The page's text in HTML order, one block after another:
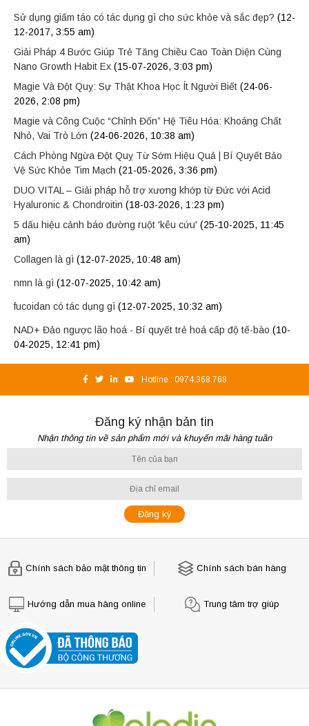
Sử dụng giấm táo có tác dụng gì cho sức khỏe và sắc đẹp? (12-
12-2017, 3:55 am)
Giải Pháp 4 Bước Giúp Trẻ Tăng Chiều Cao Toàn Diện Cùng
Nano Growth Habit Ex (15-07-2026, 3:03 pm)
Magie Và Đột Quỵ: Sự Thật Khoa Học Ít Người Biết (24-06-
2026, 2:08 pm)
Magie và Công Cuộc “Chỉnh Đốn” Hệ Tiêu Hóa: Khoáng Chất
Nhỏ, Vai Trò Lớn (24-06-2026, 10:38 am)
Cách Phòng Ngừa Đột Quỵ Từ Sớm Hiệu Quả | Bí Quyết Bảo
Vệ Sức Khỏe Tim Mạch (21-05-2026, 3:36 pm)
DUO VITAL – Giải pháp hỗ trợ xương khớp từ Đức với Acid
Hyaluronic & Chondroitin (18-03-2026, 1:23 pm)
5 dấu hiệu cảnh báo đường ruột 'kêu cứu' (25-10-2025, 11:45
am)
Collagen là gì (12-07-2025, 10:48 am)
nmn là gì (12-07-2025, 10:42 am)
fucoidan có tác dụng gì (12-07-2025, 10:32 am)
NAD+ Đảo ngược lão hoá - Bí quyết trẻ hoá cấp độ tế-bào (10-
04-2025, 12:41 pm)
Hotline : 0974.368.768
Đăng ký nhận bản tin
Nhận thông tin về sản phẩm mới và khuyến mãi hàng tuần
Chính sách bảo mật thông tin Chính sách bán hàng
Hướng dẫn mua hàng online Trung tâm trợ giúp